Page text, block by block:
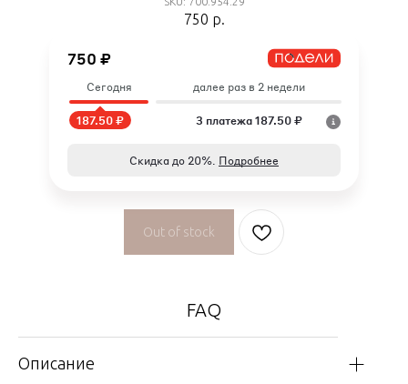
750 р.
750 ₽
Сегодня
187.50 ₽
далее раз в 2 недели
3 платежа 187.50 ₽
Скидка до 20%. Подробнее
Out of stock
FAQ
Описание